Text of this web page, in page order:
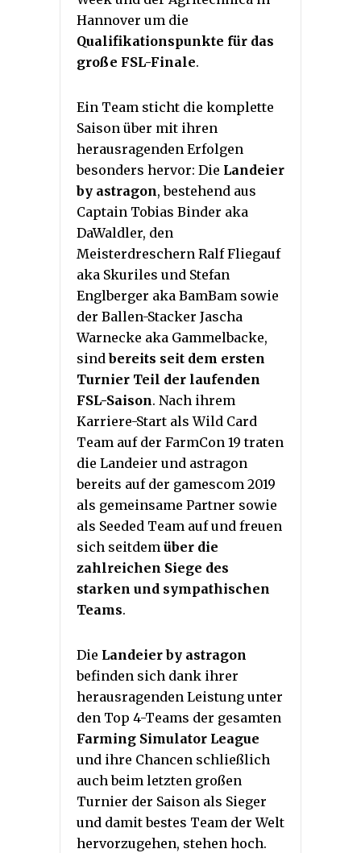
Hannover um die
Qualifikationspunkte für das
große FSL-Finale.
Ein Team sticht die komplette
Saison über mit ihren
herausragenden Erfolgen
besonders hervor: Die Landeier
by astragon, bestehend aus
Captain Tobias Binder aka
DaWaldler, den
Meisterdreschern Ralf Fliegauf
aka Skuriles und Stefan
Englberger aka BamBam sowie
der Ballen-Stacker Jascha
Warnecke aka Gammelbacke,
sindbereits seit dem ersten
Turnier Teil der laufenden
FSL-Saison. Nach ihrem
Karriere-Start als Wild Card
Team auf der FarmCon 19 traten
die Landeier und astragon
bereits auf der gamescom 2019
als gemeinsame Partner sowie
als Seeded Team auf und freuen
sich seitdem über die
zahlreichen Siege des
starken und sympathischen
Teams.
Die Landeier by astragon
befinden sich dank ihrer
herausragenden Leistung unter
den Top 4-Teams der gesamten
Farming Simulator League
und ihre Chancen schließlich
auch beim letzten großen
Turnier der Saison als Sieger
und damit bestes Team der Welt
hervorzugehen, stehen hoch.